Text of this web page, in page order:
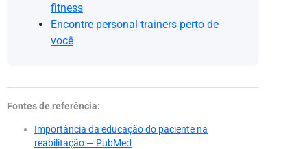
fitness
Encontre personal trainers perto de
você
Fontes de referência:
Importância da educação do paciente na
reabilitação — PubMed